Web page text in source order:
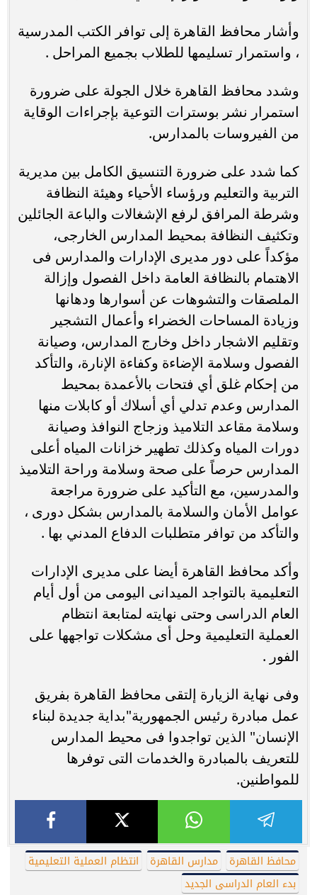
وأشار محافظ القاهرة إلى توافر الكتب المدرسية
، واستمرار تسليمها للطلاب بجميع المراحل .
وشدد محافظ القاهرة خلال الجولة على ضرورة
استمرار نشر بوسترات التوعية بإجراءات الوقاية
من الفيروسات بالمدارس.
كما شدد على ضرورة التنسيق الكامل بين مديرية
التربية والتعليم ورؤساء الأحياء وهيئة النظافة
وشرطة المرافق لرفع الإشغالات والباعة الجائلين
وتكثيف النظافة بمحيط المدارس الخارجى،
مؤكداً على دور مديرى الإدارات والمدارس فى
الاهتمام بالنظافة العامة داخل الفصول وإزالة
الملصقات والتشوهات عن أسوارها ودهانها
وزيادة المساحات الخضراء وأعمال التشجير
وتقليم الاشجار داخل وخارج المدارس، وصيانة
الفصول وسلامة الإضاءة وكفاءة الإنارة، والتأكد
من إحكام غلق أي فتحات بالأعمدة بمحيط
المدارس وعدم تدلي أي أسلاك أو كابلات منها
وسلامة مقاعد التلاميذ وزجاج النوافذ وصيانة
دورات المياه وكذلك تطهير خزانات المياه أعلى
المدارس حرصاً على صحة وسلامة وراحة التلاميذ
والمدرسين، مع التأكيد على ضرورة مراجعة
عوامل الأمان والسلامة بالمدارس بشكل دورى ،
والتأكد من توافر متطلبات الدفاع المدني بها .
وأكد محافظ القاهرة أيضا على مديرى الإدارات
التعليمية بالتواجد الميدانى اليومى من أول أيام
العام الدراسى وحتى نهايته لمتابعة انتظام
العملية التعليمية وحل أى مشكلات تواجهها على
الفور .
وفى نهاية الزيارة إلتقى محافظ القاهرة بفريق
عمل مبادرة رئيس الجمهورية"بداية جديدة لبناء
الإنسان" الذين تواجدوا فى محيط المدارس
للتعريف بالمبادرة والخدمات التى توفرها
للمواطنين.
محافظ القاهرة مدارس القاهرة
انتظام العملية التعليمية
بدء العام الدراسى الجديد